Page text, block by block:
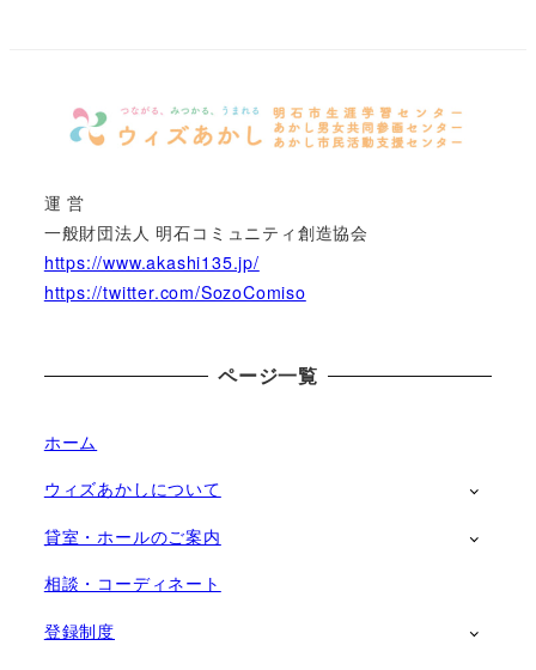
運 営
一般財団法人 明石コミュニティ創造協会
https://www.akashi135.jp/
https://twitter.com/SozoComiso
ページ一覧
ホーム
ウィズあかしについて
貸室・ホールのご案内
相談・コーディネート
登録制度